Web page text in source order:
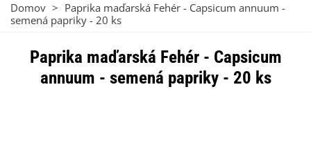
Domov > Paprika maďarská Fehér - Capsicum annuum -
semená papriky - 20 ks
Paprika maďarská Fehér - Capsicum
annuum - semená papriky - 20 ks